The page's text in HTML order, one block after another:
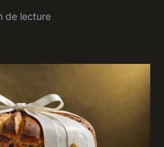
de lecture